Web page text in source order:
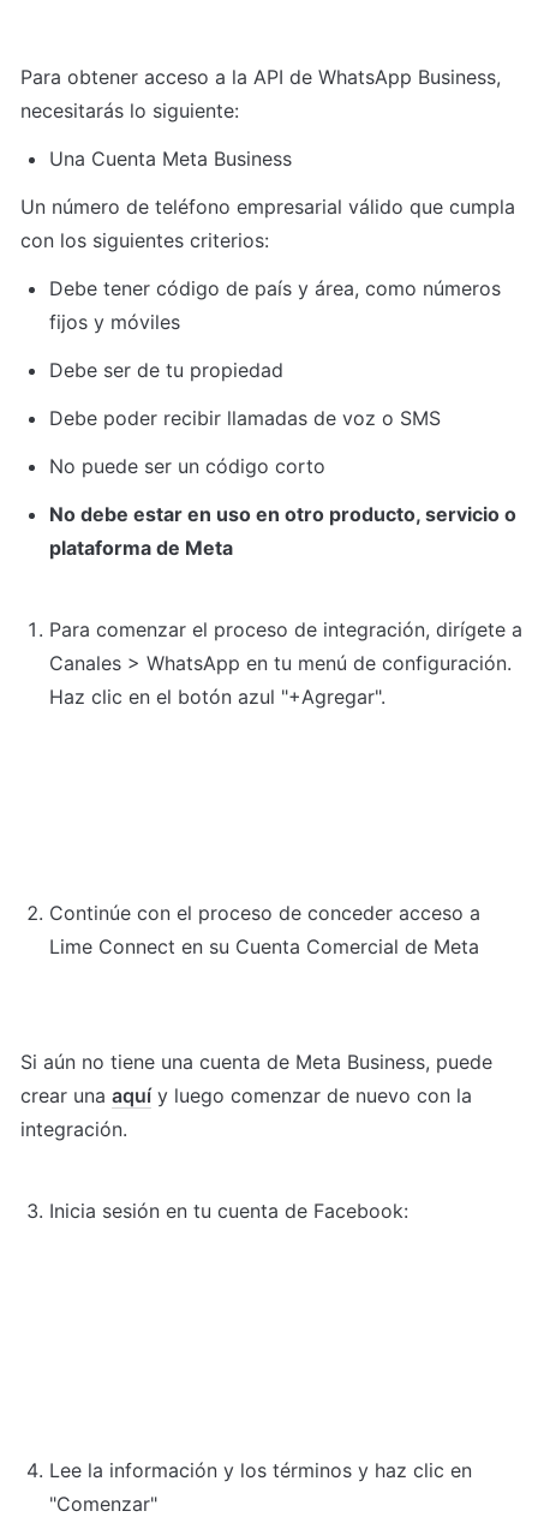
Para obtener acceso a la API de WhatsApp Business,
necesitarás lo siguiente:
Una Cuenta Meta Business
Un número de teléfono empresarial válido que cumpla
con los siguientes criterios:
Debe tener código de país y área, como números
fijos y móviles
Debe ser de tu propiedad
Debe poder recibir llamadas de voz o SMS
No puede ser un código corto
No debe estar en uso en otro producto, servicio o
plataforma de Meta
Para comenzar el proceso de integración, dirígete a
Canales > WhatsApp en tu menú de configuración.
Haz clic en el botón azul "+Agregar".
Continúe con el proceso de conceder acceso a
Lime Connect en su Cuenta Comercial de Meta
Si aún no tiene una cuenta de Meta Business, puede
crear una aquí y luego comenzar de nuevo con la
integración.
Inicia sesión en tu cuenta de Facebook:
Lee la información y los términos y haz clic en
"Comenzar"